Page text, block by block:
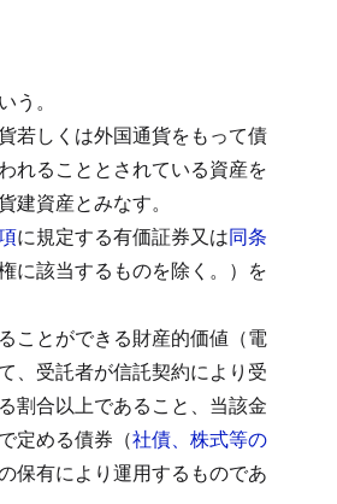
。
若しくは外国通貨をもって債
れることとされている資産を
資産とみなす。
に規定する有価証券又は同条
に該当するものを除く。）を
ことができる財産的価値（電
、受託者が信託契約により受
割合以上であること、当該金
定める債券（社債、株式等の
保有により運用するものであ